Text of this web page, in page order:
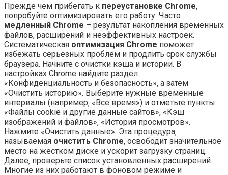
Прежде чем прибегать к переустановке Chrome
попробуйте оптимизировать его работу. Часто
медленный Chrome – результат накопления временных
файлов‚ расширений и неэффективных настроек.
Систематическая оптимизация Chrome поможет
избежать серьезных проблем и продлить срок службы
браузера. Начните с очистки кэша и истории. В
настройках Chrome найдите раздел
«Конфиденциальность и безопасность»‚ а затем
«Очистить историю». Выберите нужные временные
интервалы (например‚ «Все время») и отметьте пункты
«Файлы cookie и другие данные сайтов»‚ «Кэш
изображений и файлов»‚ «История просмотров».
Нажмите «Очистить данные». Эта процедура‚
называемая очистить Chrome ‚ освободит значительное
место на жестком диске и ускорит загрузку страниц.
Далее‚ проверьте список установленных расширений.
Многие из них работают в фоновом режиме и